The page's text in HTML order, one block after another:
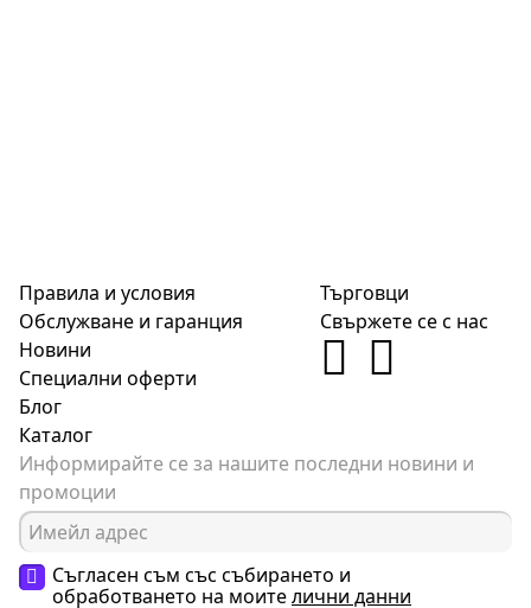
Правила и условия
Обслужване и гаранция
Новини
Специални оферти
Блог
Каталог
Търговци
Свържете се с нас
Информирайте се за нашите последни новини и
промоции
Съгласен съм със събирането и
обработването на моителични данни